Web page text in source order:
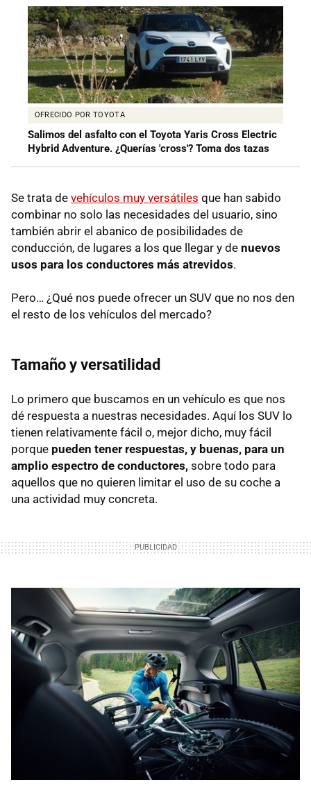
OFRECIDO POR TOYOTA
Salimos del asfalto con el Toyota Yaris Cross Electric
Hybrid Adventure. ¿Querías 'cross'? Toma dos tazas
Se trata de vehículos muy versátiles que han sabido
combinar no solo las necesidades del usuario, sino
también abrir el abanico de posibilidades de
conducción, de lugares a los que llegar y de nuevos
usos para los conductores más atrevidos.
Pero… ¿Qué nos puede ofrecer un SUV que no nos den
el resto de los vehículos del mercado?
Tamaño y versatilidad
Lo primero que buscamos en un vehículo es que nos
dé respuesta a nuestras necesidades. Aquí los SUV lo
tienen relativamente fácil o, mejor dicho, muy fácil
porque pueden tener respuestas, y buenas, para un
amplio espectro de conductores, sobre todo para
aquellos que no quieren limitar el uso de su coche a
una actividad muy concreta.